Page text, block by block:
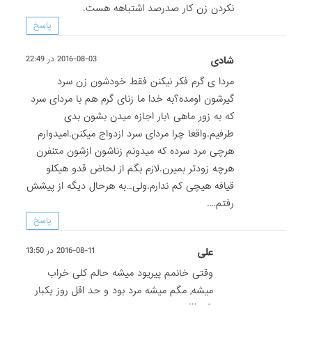
نکردن زن کار صدرصد اشتباهه هست.
پاسخ
شادی 2016-08-03 در 22:49
مردا ی گرم فکر نیکنن فقط خودشون زن سرد
گیرشون اومده؟به خدا ما زنای گرم هم با مردای سرد
که به زور ماهی ۱بار اجازه میدن بشون بدی
طرفیم.واقعا چرا مردای سرد ازدواج میکنن.امیدوارم
هرچی مرد سرده که میدونم زناشون ازشون متنفرن
هرچه زودتر بمیرن.لازم بگم از لحاض قدو هیکلو
قیافه هیچی کم ندارم.ولی…به هرحال دیگه از پیشش
رفتم….
پاسخ
علی 2016-08-11 در 13:50
وقتی خانمم پیریود میشه حالم کلی خراب
میشه, مگم میشه مرد بود و حد اقل روز یکبار
نکرد!!!